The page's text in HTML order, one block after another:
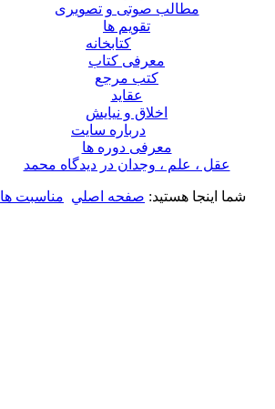
مطالب صوتی و تصویری
تقویم ها
كتابخانه
معرفی کتاب
کتب مرجع
عقاید
اخلاق و نیایش
درباره سايت
معرفی دوره ها
عقل ، علم ، وجدان در ديدگاه محمد
شما اینجا هستید: صفحه اصلي مناسبت ها